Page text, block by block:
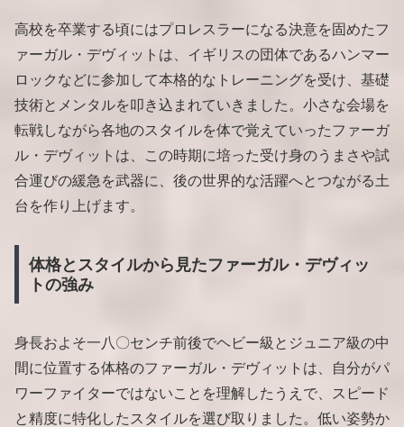
高校を卒業する頃にはプロレスラーになる決意を固めたフ
ァーガル・デヴィットは、イギリスの団体であるハンマー
ロックなどに参加して本格的なトレーニングを受け、基礎
技術とメンタルを叩き込まれていきました。小さな会場を
転戦しながら各地のスタイルを体で覚えていったファーガ
ル・デヴィットは、この時期に培った受け身のうまさや試
合運びの緩急を武器に、後の世界的な活躍へとつながる土
台を作り上げます。
体格とスタイルから見たファーガル・デヴィッ
トの強み
身長およそ一八〇センチ前後でヘビー級とジュニア級の中
間に位置する体格のファーガル・デヴィットは、自分がパ
ワーファイターではないことを理解したうえで、スピード
と精度に特化したスタイルを選び取りました。低い姿勢か